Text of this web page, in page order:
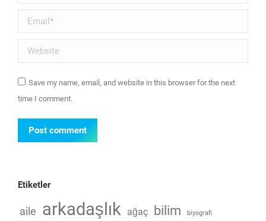
Email *
Website
Save my name, email, and website in this browser for the next
time I comment.
Post comment
Etiketler
aile arkadaşlık ağaç bilim biyografi